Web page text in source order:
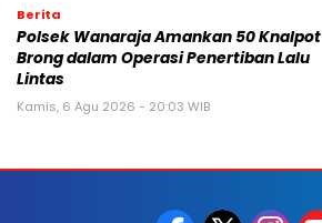
Berita
Polsek Wanaraja Amankan 50 Knalpot
Brong dalam Operasi Penertiban Lalu
Lintas
Kamis, 6 Agu 2026 - 20:03 WIB